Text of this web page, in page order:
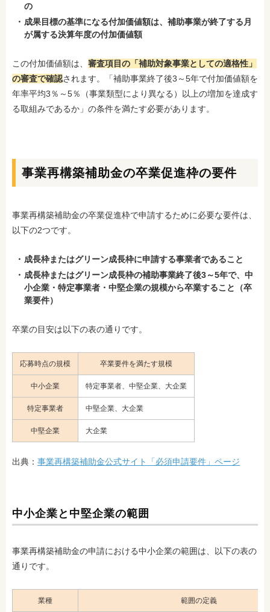
の
成果目標の基準になる付加価値額は、補助事業が終了する月
が属する決算年度の付加価値額
この付加価値額は、 審査項目の「補助対象事業としての適格性」
の審査で確認されます。「補助事業終了後3～5年で付加価値額を
年率平均3％～5％（事業類型により異なる）以上の増加を達成す
る取組みであるか」の条件を満たす必要があります。
事業再構築補助金の卒業促進枠の要件
事業再構築補助金の卒業促進枠で申請するために必要な要件は、
以下の2つです。
成長枠またはグリーン成長枠に申請する事業者であること
成長枠またはグリーン成長枠の補助事業終了後3～5年で、中
小企業・特定事業者・中堅企業の規模から卒業すること（卒
業要件）
卒業の目安は以下の表の通りです。
応募時点の規模 卒業要件を満たす規模
中小企業 特定事業者、中堅企業、大企業
特定事業者 中堅企業、大企業
中堅企業 大企業
出典： 事業再構築補助金公式サイト「必須申請要件」ページ
中小企業と中堅企業の範囲
事業再構築補助金の申請における中小企業の範囲は、以下の表の
通りです。
業種 範囲の定義